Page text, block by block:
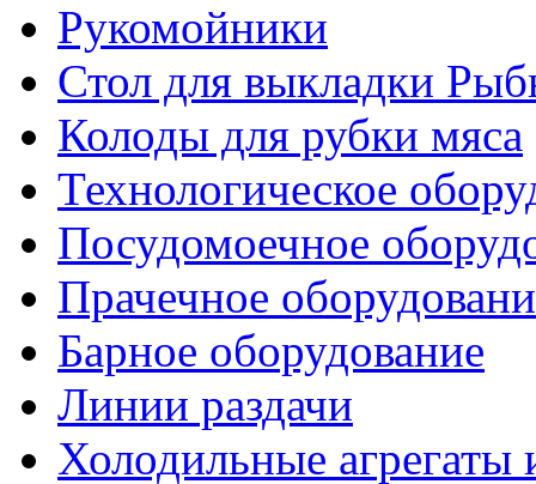
Рукомойники
Стол для выкладки
Колоды для рубки мяса
Технологическое
Посудомоечное
Прачечное
Барное оборудование
Линии раздачи
Холодильные агрегаты